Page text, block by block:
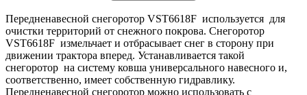
Передненавесной снегоротор VST6618F используется для
очистки территорий от снежного покрова. Снегоротор
VST6618F измельчает и отбрасывает снег в сторону при
движении трактора вперед. Устанавливается такой
снегоротор на систему ковша универсального навесного и,
соответственно, имеет собственную гидравлику.
Передненавесной снегоротор можно использовать с